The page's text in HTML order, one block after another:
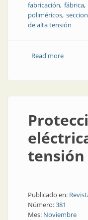
fabricación fábrica
poliméricos
de alta tensión
Read moreabout
tensión
Publicado en:
Número:381
Mes: Noviembre